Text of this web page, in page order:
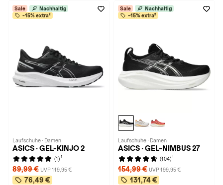
Sale
Nachhaltig
-15% extra²
Laufschuhe · Damen
ASICS · GEL-KINJO 2
(1) 1
89,99 € UVP 119,95 €
76,49 €
Sale
Nachhaltig
-15% extra²
Laufschuhe · Damen
ASICS · GEL-NIMBUS 27
(104) 1
154,99 € UVP 199,95 €
131,74 €